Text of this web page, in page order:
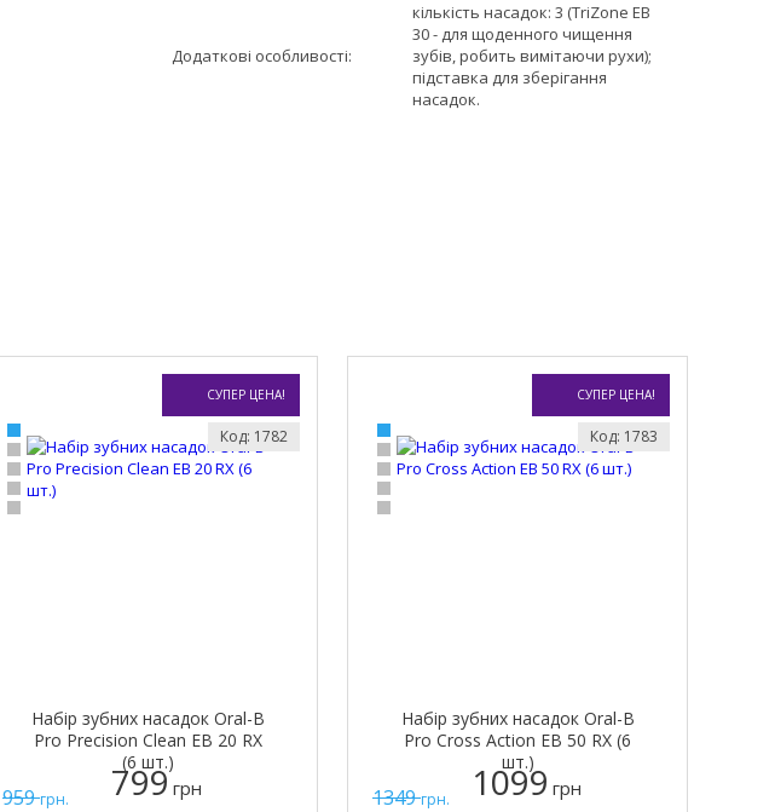
Додаткові особливості:
кількість насадок: 3 (TriZone EB
30 - для щоденного чищення
зубів, робить вимітаючи рухи);
підставка для зберігання
насадок.
СУПЕР ЦЕНА!
959грн.
Набір зубних насадок Oral-B
Pro Precision Clean EB 20 RX
(6 шт.)
Код: 1782
799 грн
СУПЕР ЦЕНА!
1349грн.
Набір зубних насадок Oral-B
Pro Cross Action EB 50 RX (6
шт.)
Код: 1783
1099 грн